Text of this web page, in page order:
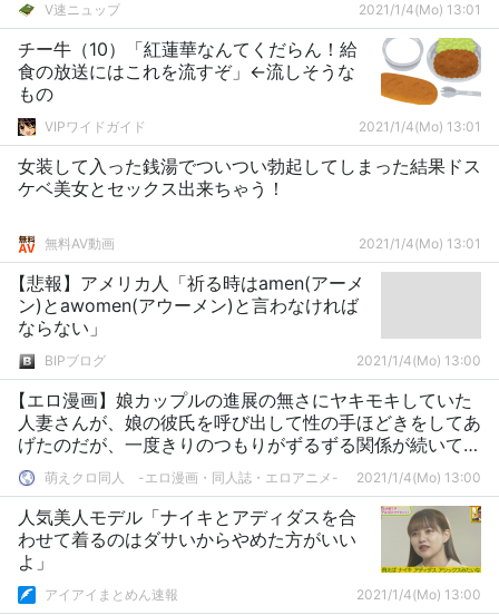
V速ニュップ 2021/1/4(Mo) 13:01
チー牛（10）「紅蓮華なんてくだらん！給
食の放送にはこれを流すぞ」←流しそうな
もの
VIPワイドガイド 2021/1/4(Mo) 13:01
女装して入った銭湯でついつい勃起してしまった結果ドス
ケベ美女とセックス出来ちゃう！
無料AV動画 2021/1/4(Mo) 13:01
【悲報】アメリカ人「祈る時はamen(アーメ
ン)とawomen(アウーメン)と言わなければ
ならない」
BIPブログ 2021/1/4(Mo) 13:00
【エロ漫画】娘カップルの進展の無さにヤキモキしていた
人妻さんが、娘の彼氏を呼び出して性の手ほどきをしてあ
げたのだが、一度きりのつもりがずるずる関係が続いてし
まい・・・
萌えクロ同人 -エロ漫画・同人誌・エロアニメ- 2021/1/4(Mo) 13:00
人気美人モデル「ナイキとアディダスを合
わせて着るのはダサいからやめた方がいい
よ」
アイアイまとめん速報 2021/1/4(Mo) 13:00